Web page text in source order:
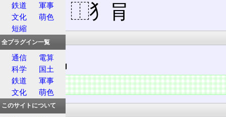
解字: ⿰犭肙
意義
短気
概要
大漢和辞典
鉄道
軍事
文化
萌色
短縮
全プラグイン一覧
通信
電算
科学
国土
鉄道
軍事
文化
萌色
このサイトについて